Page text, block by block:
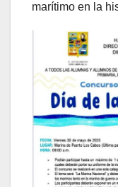
marítimo en la